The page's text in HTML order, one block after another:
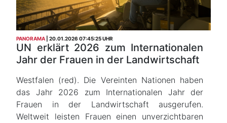
PANORAMA 20.01.2026 07:45:25 UHR
UN erklärt 2026 zum Internationalen
Jahr der Frauen in der Landwirtschaft
Westfalen (red). Die Vereinten Nationen haben
das Jahr 2026 zum Internationalen Jahr der
Frauen in der Landwirtschaft ausgerufen.
Weltweit leisten Frauen einen unverzichtbaren